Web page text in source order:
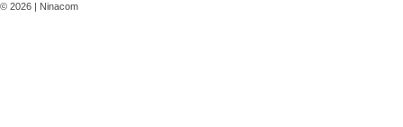
© 2026 | Ninacom